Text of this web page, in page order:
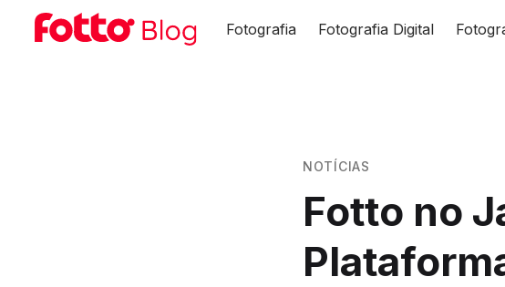
Fotografia Fotografia Digital
NOTÍCIAS
Fotto no